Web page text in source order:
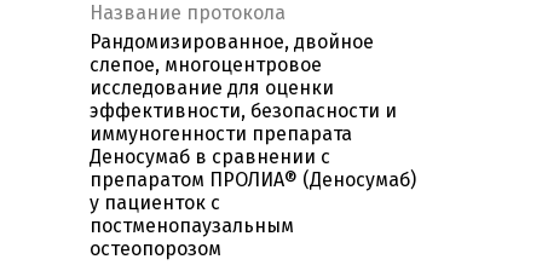
Название протокола
Рандомизированное, двойное
слепое, многоцентровое
исследование для оценки
эффективности, безопасности и
иммуногенности препарата
Деносумаб в сравнении с
препаратом ПРОЛИА® (Деносумаб)
у пациенток с
постменопаузальным
остеопорозом